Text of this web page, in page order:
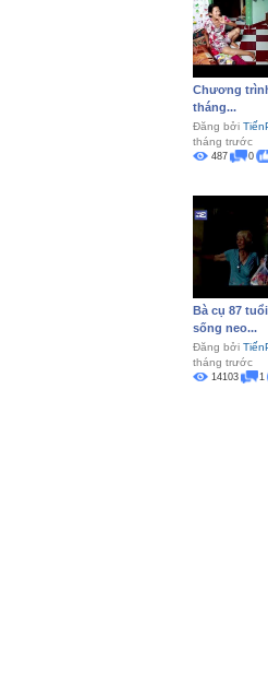
Chương
tháng...
Đăng bởi
tháng trước
487 0
Bà cụ 87
sống neo...
Đăng bởi
tháng trước
14103 1